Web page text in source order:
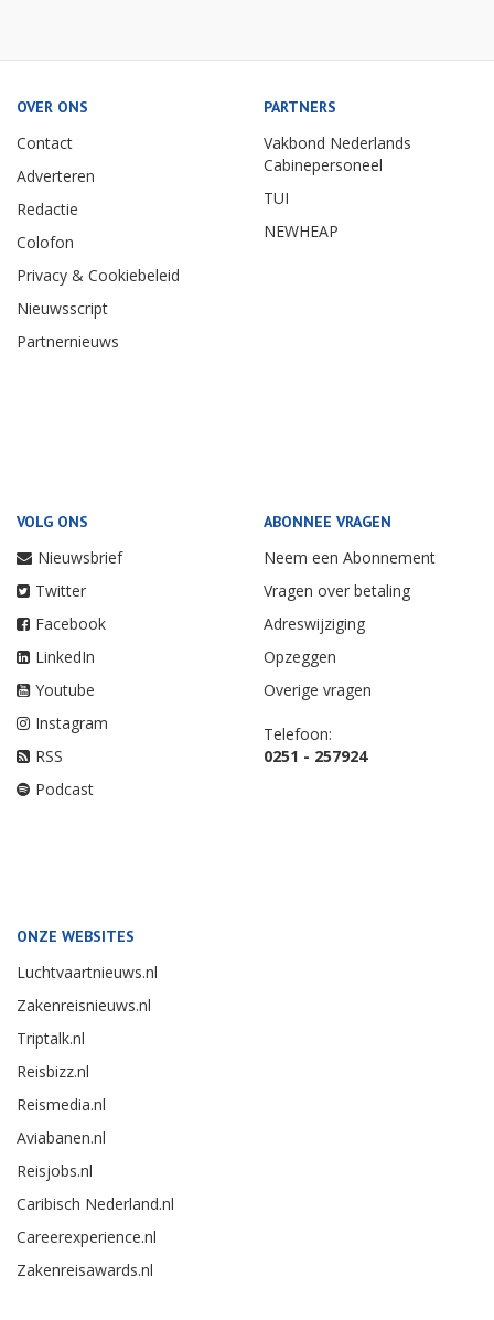
OVER ONS
Contact
Adverteren
Redactie
Colofon
Privacy & Cookiebeleid
Nieuwsscript
Partnernieuws
PARTNERS
Vakbond Nederlands
Cabinepersoneel
TUI
NEWHEAP
VOLG ONS
Nieuwsbrief
Twitter
Facebook
LinkedIn
Youtube
Instagram
RSS
Podcast
ABONNEE VRAGEN
Neem een Abonnement
Vragen over betaling
Adreswijziging
Opzeggen
Overige vragen
Telefoon:
0251 - 257924
ONZE WEBSITES
Luchtvaartnieuws.nl
Zakenreisnieuws.nl
Triptalk.nl
Reisbizz.nl
Reismedia.nl
Aviabanen.nl
Reisjobs.nl
Caribisch Nederland.nl
Careerexperience.nl
Zakenreisawards.nl